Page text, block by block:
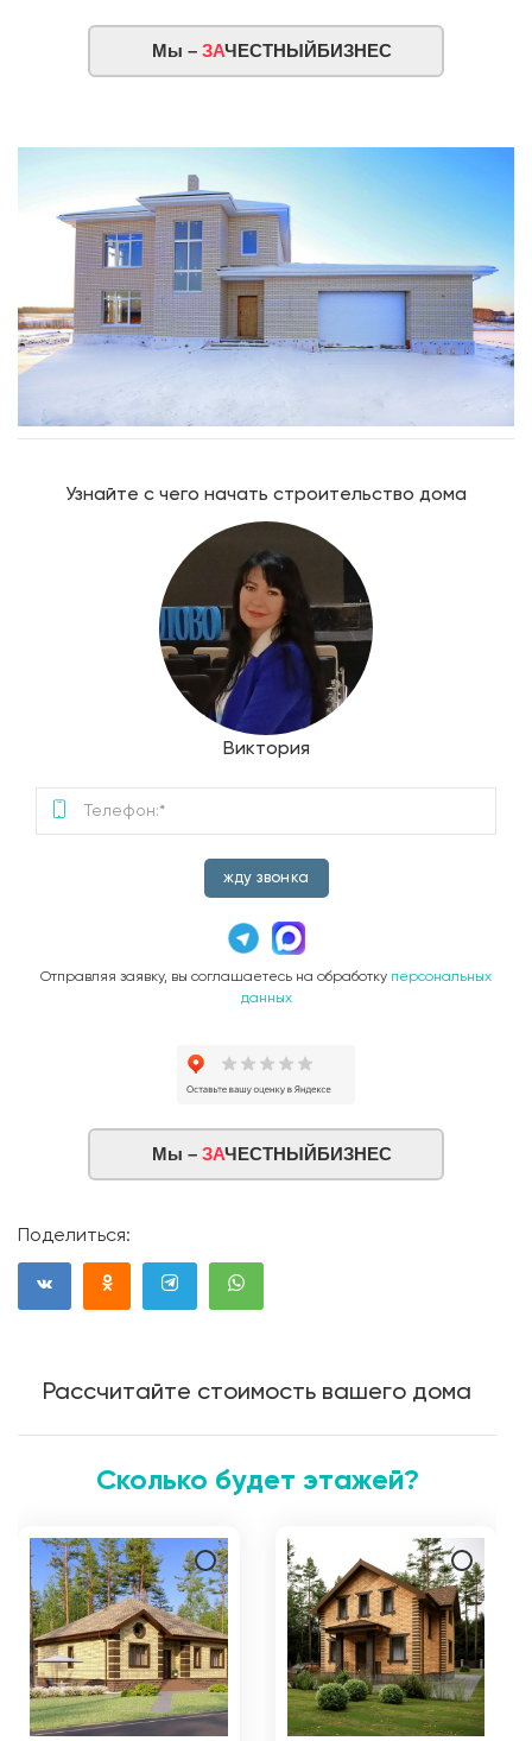
Мы – ЗАЧЕСТНЫЙБИЗНЕС
Узнайте с чего начать строительство дома
Виктория
жду звонка
Отправляя заявку, вы соглашаетесь на обработку персональных
данных
Мы – ЗАЧЕСТНЫЙБИЗНЕС
Поделиться:
Рассчитайте стоимость вашего дома
Сколько будет этажей?